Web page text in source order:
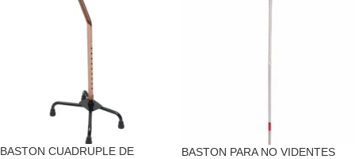
BASTON CUADRUPLE DE
BASTON PARA NO VIDENTES